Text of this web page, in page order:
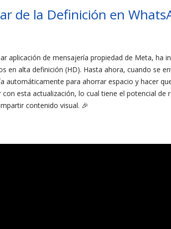
de la Definición en
aplicación de mensajería propiedad de Meta, ha
en alta definición (HD). Hasta ahora, cuando se
automáticamente para ahorrar espacio y hacer
esta actualización, lo cual tiene el potencial
contenido visual. 🎉